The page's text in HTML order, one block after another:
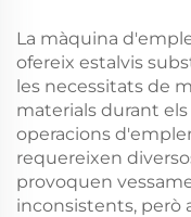
La màquina
ofereix estalvis
les necessitats de
materials durant
operacions
requereixen
provoquen
inconsistents, però